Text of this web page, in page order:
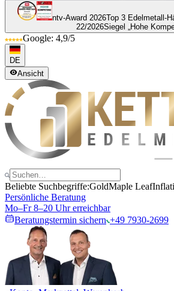
ntv-Award 2026Top 3 Edelmetall-
22/2026Siegel „Hohe
Google: 4,9/5
DE
Ansicht
Beliebte Suchbegriffe:GoldMaple Leaf
Persönliche Beratung
Mo–Fr 8–20 Uhr erreichbar
Beratungstermin sichern +49 7930-2699